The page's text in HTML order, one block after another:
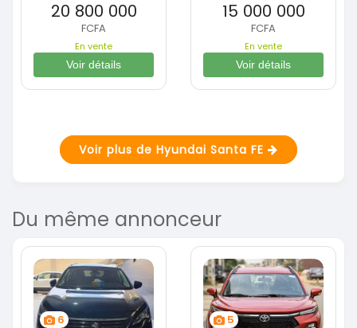
20 800 000
FCFA
En vente
Voir détails
15 000 000
FCFA
En vente
Voir détails
Voir plus de Hyundai Santa FE
Du même annonceur
6 5